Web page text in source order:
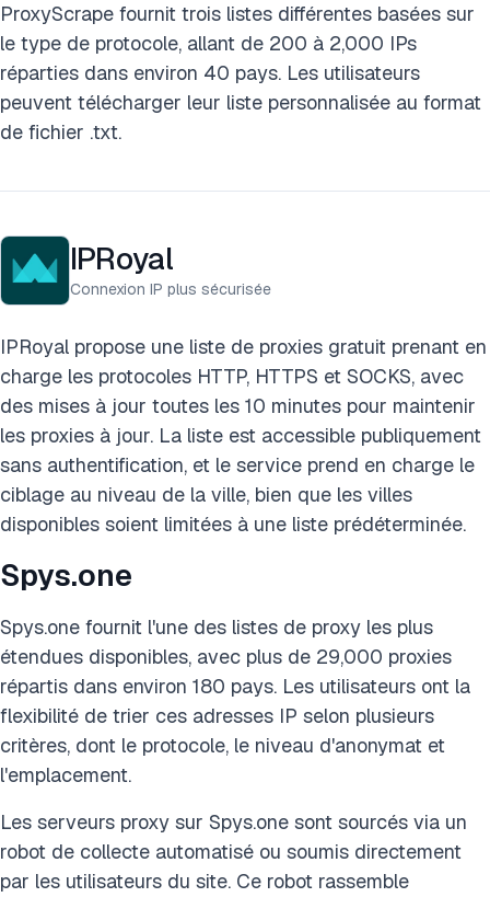
ProxyScrape fournit trois listes différentes basées sur
le type de protocole, allant de 200 à 2,000 IPs
réparties dans environ 40 pays. Les utilisateurs
peuvent télécharger leur liste personnalisée au format
de fichier .txt.
IPRoyal
Connexion IP plus sécurisée
IPRoyal propose une liste de proxies gratuit prenant en
charge les protocoles HTTP, HTTPS et SOCKS, avec
des mises à jour toutes les 10 minutes pour maintenir
les proxies à jour. La liste est accessible publiquement
sans authentification, et le service prend en charge le
ciblage au niveau de la ville, bien que les villes
disponibles soient limitées à une liste prédéterminée.
Spys.one
Spys.one fournit l'une des listes de proxy les plus
étendues disponibles, avec plus de 29,000 proxies
répartis dans environ 180 pays. Les utilisateurs ont la
flexibilité de trier ces adresses IP selon plusieurs
critères, dont le protocole, le niveau d'anonymat et
l'emplacement.
Les serveurs proxy sur Spys.one sont sourcés via un
robot de collecte automatisé ou soumis directement
par les utilisateurs du site. Ce robot rassemble